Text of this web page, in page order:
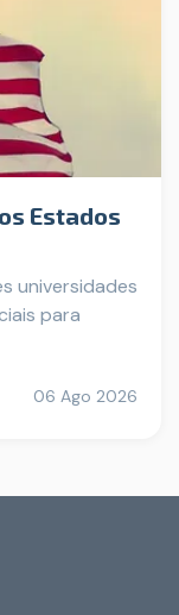
Estados
universidades
para
06 Ago 2026